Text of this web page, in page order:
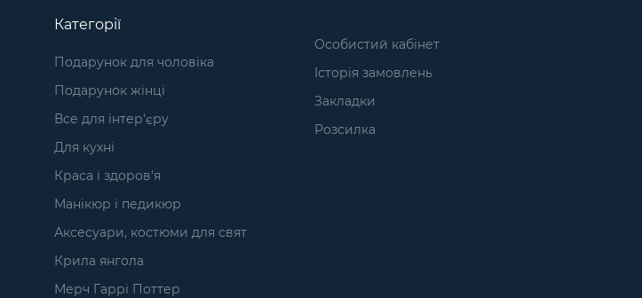
Категорії
Подарунок для чоловіка
Подарунок жінці
Все для інтер'єру
Для кухні
Краса і здоров'я
Манікюр і педикюр
Аксесуари, костюми для свят
Крила янгола
Мерч Гаррі Поттер
Особистий кабінет
Історія замовлень
Закладки
Розсилка